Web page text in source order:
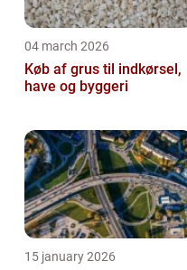
04 march 2026
Køb af grus til indkørsel,
have og byggeri
15 january 2026